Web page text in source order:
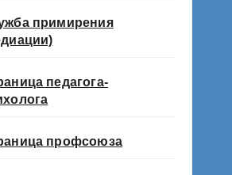
примирения
педагога-
профсоюза